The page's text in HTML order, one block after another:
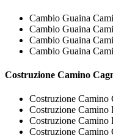
Cambio Guaina
Cambio Guaina
Cambio Guaina
Cambio Guaina
Costruzione Camino
Costruzione Camino
Costruzione Camino
Costruzione Camino
Costruzione